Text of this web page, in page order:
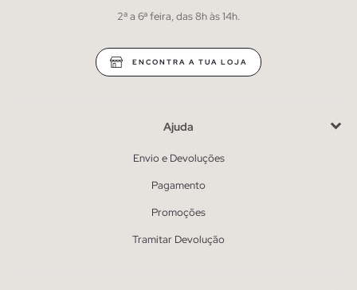
2ª a 6ª feira, das 8h às 14h.
ENCONTRA A TUA LOJA
Ajuda
Envio e Devoluções
Pagamento
Promoções
Tramitar Devolução